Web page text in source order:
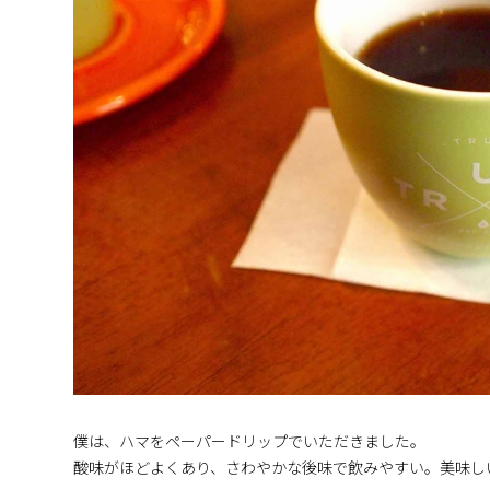
僕は、ハマをペーパードリップでいただきました。
酸味がほどよくあり、さわやかな後味で飲みやすい。美味し